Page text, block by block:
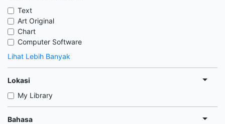
Text
Art Original
Chart
Computer Software
Lihat Lebih Banyak
Lokasi
My Library
Bahasa